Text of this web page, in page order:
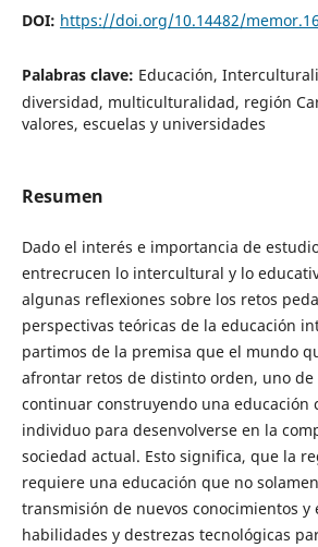
DOI: https://doi.org/10.14482/
Palabras clave: Educación,
diversidad, multiculturalidad, región
valores, escuelas y universidades
Resumen
Dado el interés e importancia de
entrecrucen lo intercultural y lo
algunas reflexiones sobre los retos
perspectivas teóricas de la educación
partimos de la premisa que el mundo
afrontar retos de distinto orden, uno de
continuar construyendo una educación
individuo para desenvolverse en la
sociedad actual. Esto significa, que la
requiere una educación que no
transmisión de nuevos conocimientos y
habilidades y destrezas tecnológicas